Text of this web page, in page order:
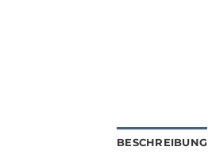
BESCHREIBUNG